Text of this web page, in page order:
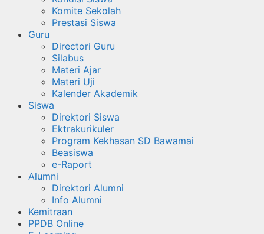
Komite Sekolah
Prestasi Siswa
Guru
Directori Guru
Silabus
Materi Ajar
Materi Uji
Kalender Akademik
Siswa
Direktori Siswa
Ektrakurikuler
Program Kekhasan SD Bawamai
Beasiswa
e-Raport
Alumni
Direktori Alumni
Info Alumni
Kemitraan
PPDB Online